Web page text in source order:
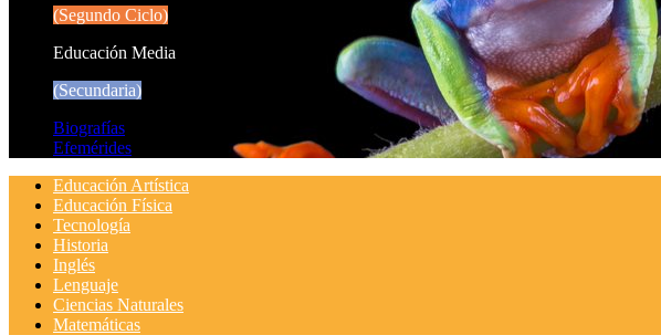
(Segundo Ciclo)
Educación Media
(Secundaria)
Biografías
Efemérides
Educación Artística
Educación Física
Tecnología
Historia
Inglés
Lenguaje
Ciencias Naturales
Matemáticas